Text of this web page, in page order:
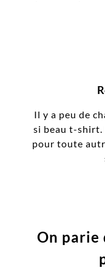
Il y a peu de
si beau t-shirt.
pour toute
On parie